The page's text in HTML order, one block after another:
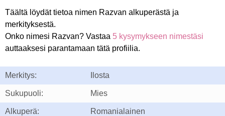
Täältä löydät tietoa nimen Razvan alkuperästä ja
merkityksestä.
Onko nimesi Razvan? Vastaa 5 kysymykseen nimestäsi
auttaaksesi parantamaan tätä profiilia.
Merkitys: Ilosta
Sukupuoli: Mies
Alkuperä: Romanialainen